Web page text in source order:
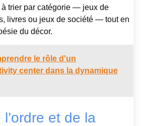
trier par catégorie — jeux de
livres ou jeux de société — tout en
du décor.
le rôle d'un
center dans la dynamique
et de la